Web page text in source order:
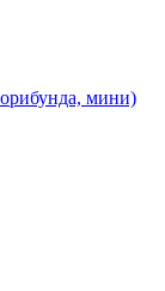
мини)